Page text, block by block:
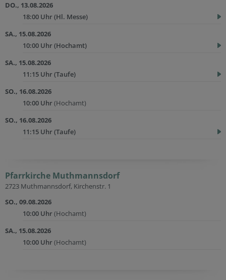
DO., 13.08.2026
18:00 Uhr(Hl. Messe)
SA., 15.08.2026
10:00 Uhr(Hochamt)
SA., 15.08.2026
11:15 Uhr(Taufe)
SO., 16.08.2026
10:00 Uhr(Hochamt)
SO., 16.08.2026
11:15 Uhr(Taufe)
Pfarrkirche Muthmannsdorf
2723 Muthmannsdorf, Kirchenstr. 1
SO., 09.08.2026
10:00 Uhr(Hochamt)
SA., 15.08.2026
10:00 Uhr(Hochamt)